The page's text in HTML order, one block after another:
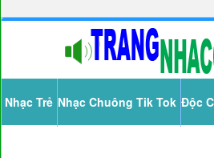
Nhạc Trẻ Nhạc Chuông Tik Tok Độc